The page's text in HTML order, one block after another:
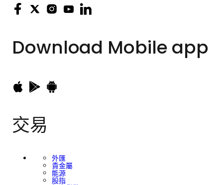
Download Mobile app
交易
外匯
貴金屬
能源
股指